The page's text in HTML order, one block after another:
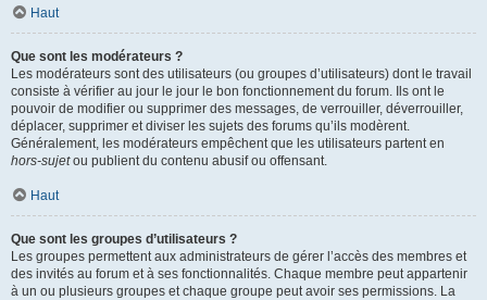
Haut
Que sont les modérateurs ?
Les modérateurs sont des utilisateurs (ou groupes d’utilisateurs) dont le travail
consiste à vérifier au jour le jour le bon fonctionnement du forum. Ils ont le
pouvoir de modifier ou supprimer des messages, de verrouiller, déverrouiller,
déplacer, supprimer et diviser les sujets des forums qu’ils modèrent.
Généralement, les modérateurs empêchent que les utilisateurs partent en
hors-sujetou publient du contenu abusif ou offensant.
Haut
Que sont les groupes d’utilisateurs ?
Les groupes permettent aux administrateurs de gérer l’accès des membres et
des invités au forum et à ses fonctionnalités. Chaque membre peut appartenir
à un ou plusieurs groupes et chaque groupe peut avoir ses permissions. La